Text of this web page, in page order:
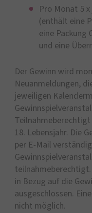
Pro Monat 5
(enthält eine
eine
und eine
Der Gewinn wird
Neuanmeldungen,
jeweiligen
18. Lebensjahr. Die
per E-Mail
in Bezug auf die
ausgeschlossen.
nicht möglich.